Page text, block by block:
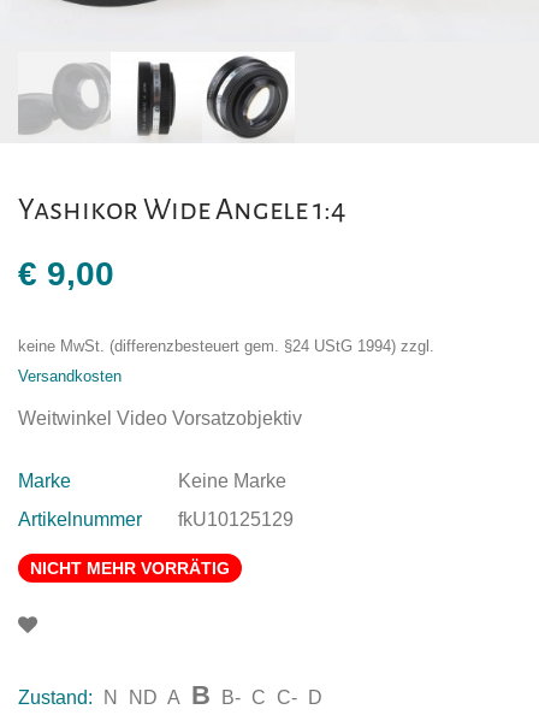
Yashikor Wide Angele 1:4
€ 9,00
keine MwSt. (differenzbesteuert gem. §24 UStG 1994) zzgl.
Versandkosten
Weitwinkel Video Vorsatzobjektiv
Marke
Keine Marke
Artikelnummer
fkU10125129
NICHT MEHR VORRÄTIG
Zustand: N ND A B B- C C- D